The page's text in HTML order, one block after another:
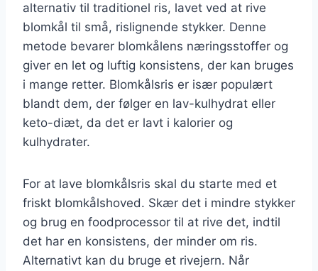
alternativ til traditionel ris, lavet ved at rive
blomkål til små, rislignende stykker. Denne
metode bevarer blomkålens næringsstoffer og
giver en let og luftig konsistens, der kan bruges
i mange retter. Blomkålsris er især populært
blandt dem, der følger en lav-kulhydrat eller
keto-diæt, da det er lavt i kalorier og
kulhydrater.
For at lave blomkålsris skal du starte med et
friskt blomkålshoved. Skær det i mindre stykker
og brug en foodprocessor til at rive det, indtil
det har en konsistens, der minder om ris.
Alternativt kan du bruge et rivejern. Når